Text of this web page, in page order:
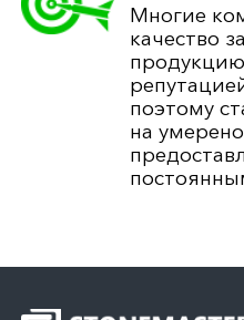
Многие
качество
поэтому
на